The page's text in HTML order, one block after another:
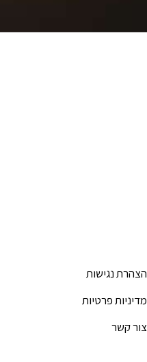
הצהרת נגישות
מדיניות פרטיות
צור קשר